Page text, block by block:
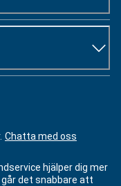
Chatta med oss
hjälper dig mer
det snabbare att